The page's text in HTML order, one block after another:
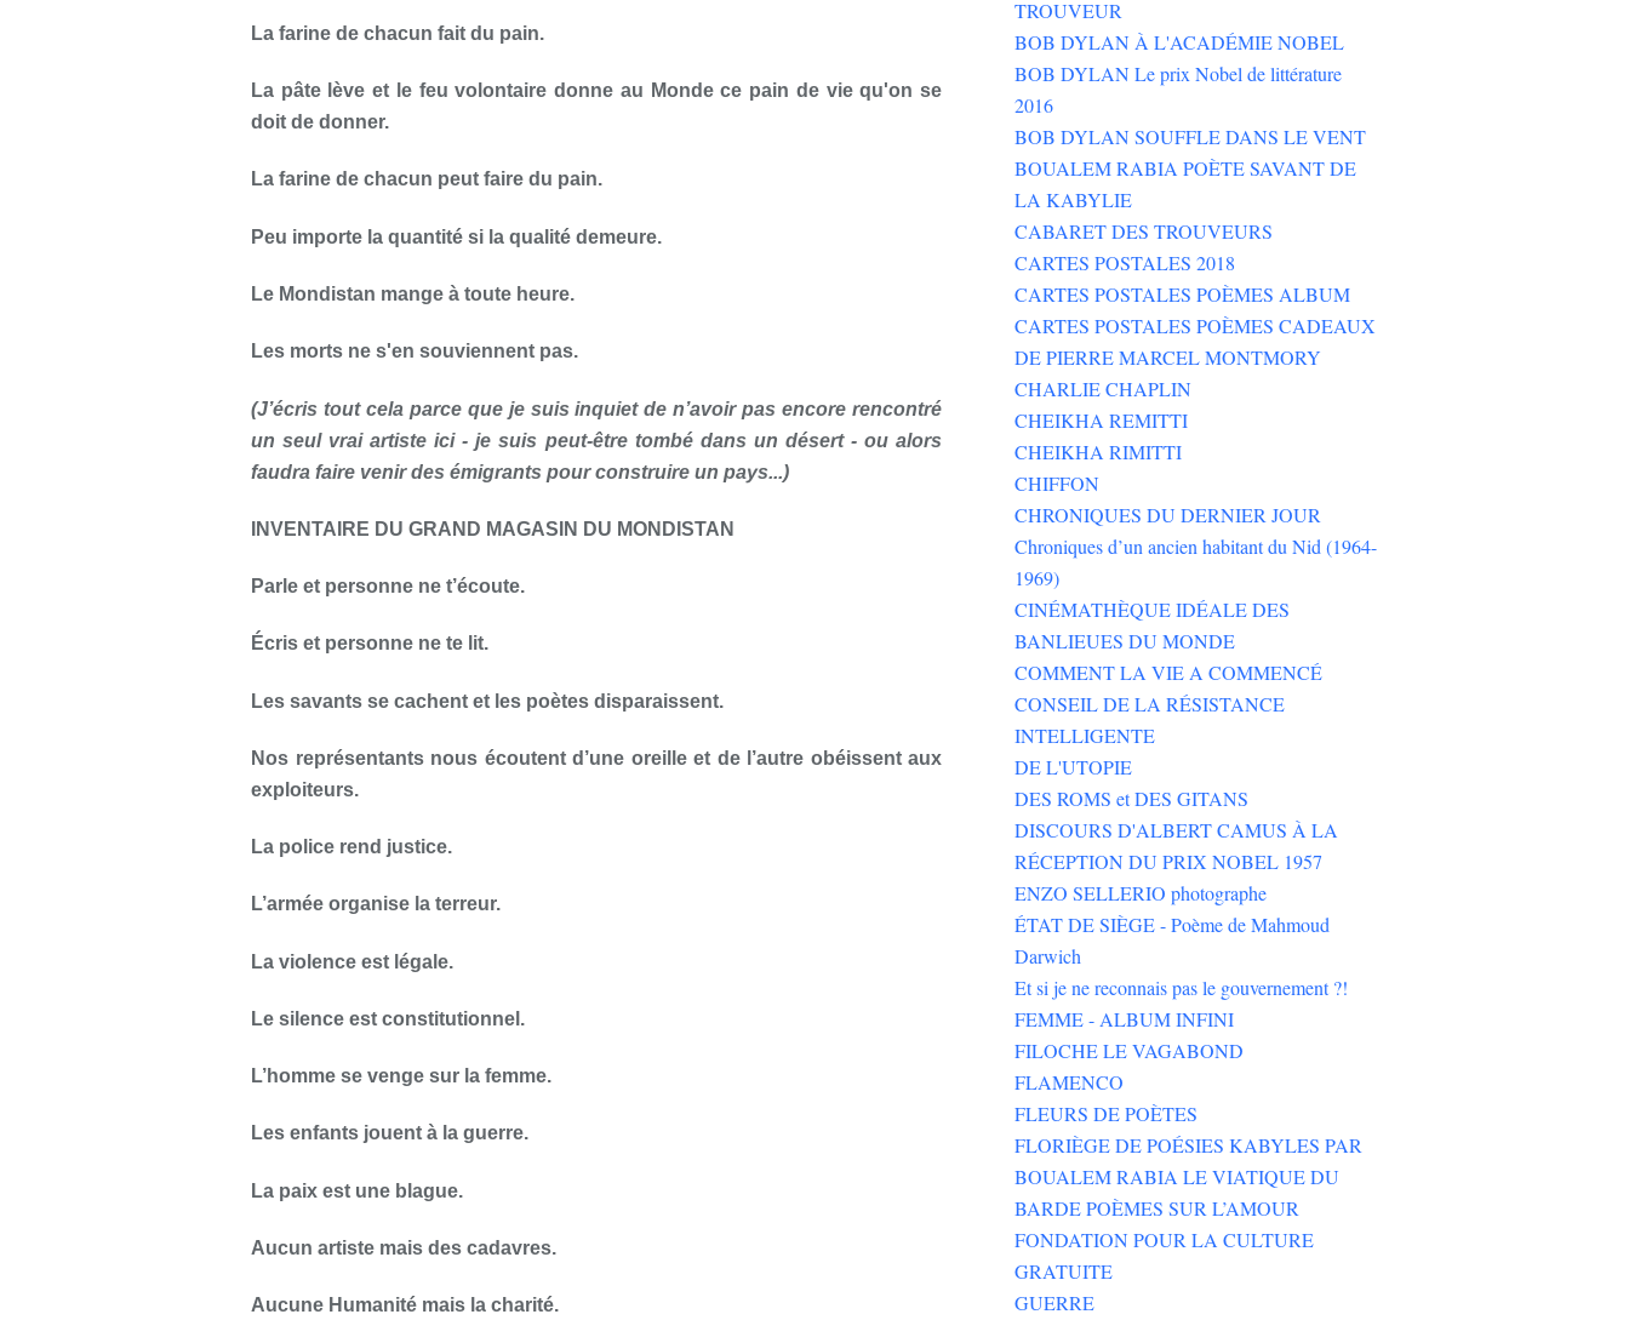
La farine de chacun fait du pain.
La pâte lève et le feu volontaire donne au Monde ce pain de vie qu'on se
doit de donner.
La farine de chacun peut faire du pain.
Peu importe la quantité si la qualité demeure.
Le Mondistan mange à toute heure.
Les morts ne s'en souviennent pas.
(J’écris tout cela parce que je suis inquiet de n’avoir pas encore rencontré
un seul vrai artiste ici - je suis peut-être tombé dans un désert - ou alors
faudra faire venir des émigrants pour construire un pays...)
INVENTAIRE DU GRAND MAGASIN DU MONDISTAN
Parle et personne ne t’écoute.
Écris et personne ne te lit.
Les savants se cachent et les poètes disparaissent.
Nos représentants nous écoutent d’une oreille et de l’autre obéissent aux
exploiteurs.
La police rend justice.
L’armée organise la terreur.
La violence est légale.
Le silence est constitutionnel.
L’homme se venge sur la femme.
Les enfants jouent à la guerre.
La paix est une blague.
Aucun artiste mais des cadavres.
Aucune Humanité mais la charité.
TROUVEUR
BOB DYLAN À L'ACADÉMIE NOBEL
BOB DYLAN Le prix Nobel de littérature
2016
BOB DYLAN SOUFFLE DANS LE VENT
BOUALEM RABIA POÈTE SAVANT DE
LA KABYLIE
CABARET DES TROUVEURS
CARTES POSTALES 2018
CARTES POSTALES POÈMES ALBUM
CARTES POSTALES POÈMES CADEAUX
DE PIERRE MARCEL MONTMORY
CHARLIE CHAPLIN
CHEIKHA REMITTI
CHEIKHA RIMITTI
CHIFFON
CHRONIQUES DU DERNIER JOUR
Chroniques d’un ancien habitant du Nid (1964-
1969)
CINÉMATHÈQUE IDÉALE DES
BANLIEUES DU MONDE
COMMENT LA VIE A COMMENCÉ
CONSEIL DE LA RÉSISTANCE
INTELLIGENTE
DE L'UTOPIE
DES ROMS et DES GITANS
DISCOURS D'ALBERT CAMUS À LA
RÉCEPTION DU PRIX NOBEL 1957
ENZO SELLERIO photographe
ÉTAT DE SIÈGE - Poème de Mahmoud
Darwich
Et si je ne reconnais pas le gouvernement ?!
FEMME - ALBUM INFINI
FILOCHE LE VAGABOND
FLAMENCO
FLEURS DE POÈTES
FLORIÈGE DE POÉSIES KABYLES PAR
BOUALEM RABIA LE VIATIQUE DU
BARDE POÈMES SUR L’AMOUR
FONDATION POUR LA CULTURE
GRATUITE
GUERRE